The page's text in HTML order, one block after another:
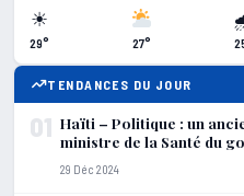
☀
29° 27°
TENDANCES DU JOUR
01 Haïti – Politique : un
ministre de la Santé du
29 Déc 2024